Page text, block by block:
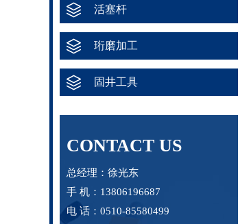
活塞杆
珩磨加工
固井工具
CONTACT US
总经理：徐光东
手 机：13806196687
电 话：0510-85580499